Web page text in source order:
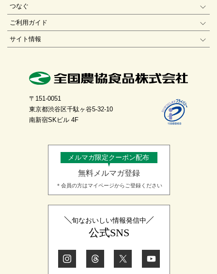
つなぐ
ご利用ガイド
サイト情報
〒151-0051
東京都渋谷区千駄ヶ谷5-32-10
南新宿SKビル 4F
メルマガ限定クーポン配布
無料メルマガ登録
＊会員の方はマイページからご登録ください
旬なおいしい情報発信中
公式SNS